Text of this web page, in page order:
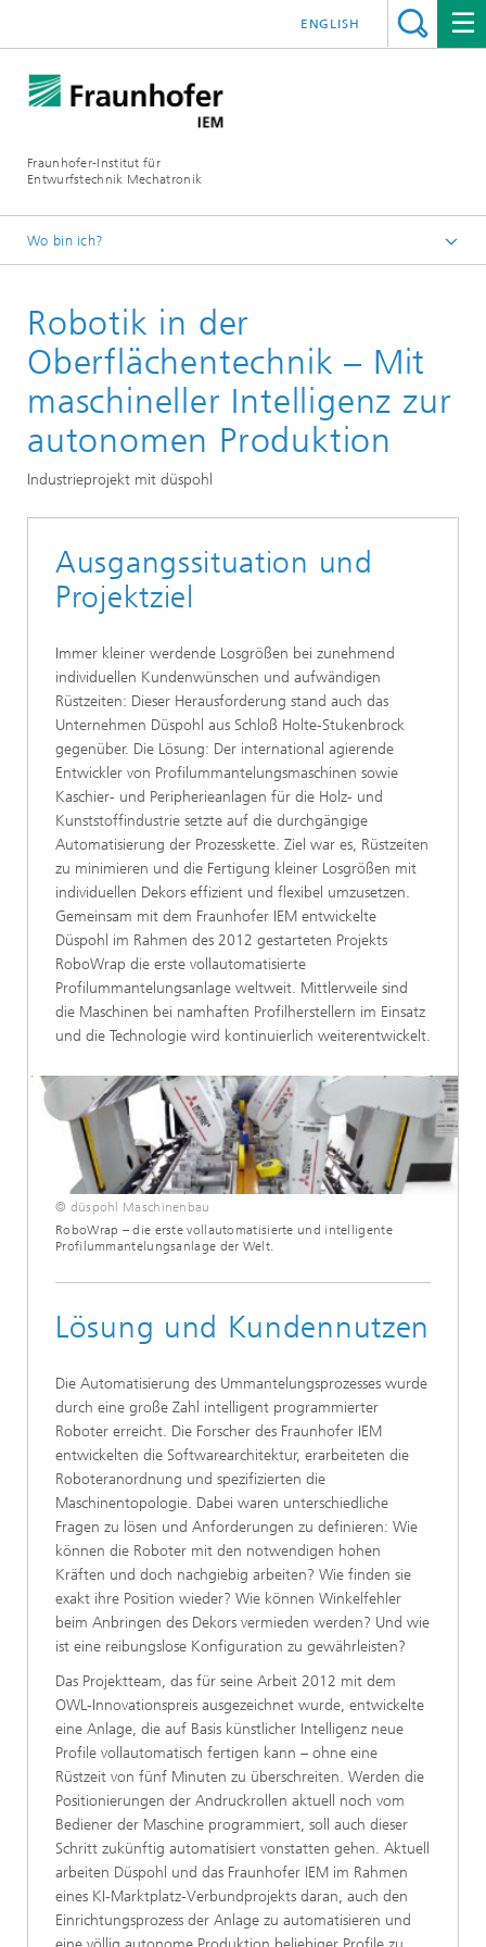
Fraunhofer-Institut für
Entwurfstechnik Mechatronik
ENGLISH
Wo bin ich?
Referenzen
Robotik in der
Oberflächentechnik – Mit
maschineller Intelligenz zur
autonomen Produktion
Industrieprojekt mit düspohl
Ausgangssituation und
Projektziel
Immer kleiner werdende Losgrößen bei zunehmend
individuellen Kundenwünschen und aufwändigen
Rüstzeiten: Dieser Herausforderung stand auch das
Unternehmen Düspohl aus Schloß Holte-Stukenbrock
gegenüber. Die Lösung: Der international agierende
Entwickler von Profilummantelungsmaschinen sowie
Kaschier- und Peripherieanlagen für die Holz- und
Kunststoffindustrie setzte auf die durchgängige
Automatisierung der Prozesskette. Ziel war es, Rüstzeiten
zu minimieren und die Fertigung kleiner Losgrößen mit
individuellen Dekors effizient und flexibel umzusetzen.
Gemeinsam mit dem Fraunhofer IEM entwickelte
Düspohl im Rahmen des 2012 gestarteten Projekts
RoboWrap die erste vollautomatisierte
Profilummantelungsanlage weltweit. Mittlerweile sind
die Maschinen bei namhaften Profilherstellern im Einsatz
und die Technologie wird kontinuierlich weiterentwickelt.
© düspohl Maschinenbau
RoboWrap – die erste vollautomatisierte und intelligente
Profilummantelungsanlage der Welt.
Lösung und Kundennutzen
Die Automatisierung des Ummantelungsprozesses wurde
durch eine große Zahl intelligent programmierter
Roboter erreicht. Die Forscher des Fraunhofer IEM
entwickelten die Softwarearchitektur, erarbeiteten die
Roboteranordnung und spezifizierten die
Maschinentopologie. Dabei waren unterschiedliche
Fragen zu lösen und Anforderungen zu definieren: Wie
können die Roboter mit den notwendigen hohen
Kräften und doch nachgiebig arbeiten? Wie finden sie
exakt ihre Position wieder? Wie können Winkelfehler
beim Anbringen des Dekors vermieden werden? Und wie
ist eine reibungslose Konfiguration zu gewährleisten?
Das Projektteam, das für seine Arbeit 2012 mit dem
OWL-Innovationspreis ausgezeichnet wurde, entwickelte
eine Anlage, die auf Basis künstlicher Intelligenz neue
Profile vollautomatisch fertigen kann – ohne eine
Rüstzeit von fünf Minuten zu überschreiten. Werden die
Positionierungen der Andruckrollen aktuell noch vom
Bediener der Maschine programmiert, soll auch dieser
Schritt zukünftig automatisiert vonstatten gehen. Aktuell
arbeiten Düspohl und das Fraunhofer IEM im Rahmen
eines KI-Marktplatz-Verbundprojekts daran, auch den
Einrichtungsprozess der Anlage zu automatisieren und